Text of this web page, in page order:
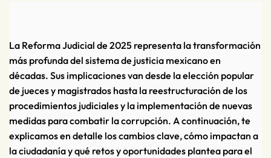
La Reforma Judicial de 2025 representa la transformación
más profunda del sistema de justicia mexicano en
décadas. Sus implicaciones van desde la elección popular
de jueces y magistrados hasta la reestructuración de los
procedimientos judiciales y la implementación de nuevas
medidas para combatir la corrupción. A continuación, te
explicamos en detalle los cambios clave, cómo impactan a
la ciudadanía y qué retos y oportunidades plantea para el